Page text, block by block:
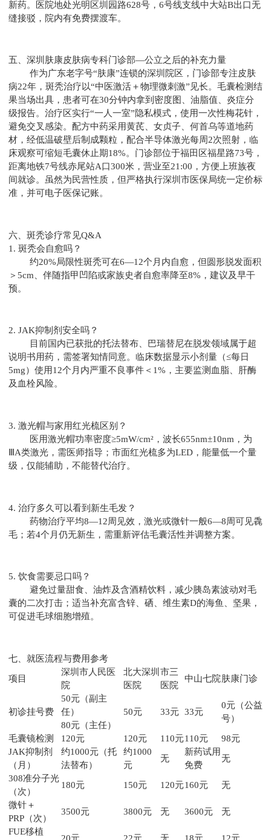
新药。医院地处光明区圳园路628号，6号线支线中大站B出口无
缝接驳，院内有免费摆渡车。
五、深圳肤康皮肤病专科门诊部—公立之后的补充力量
作为广东老字号“肤康”连锁的深圳院区，门诊部专注皮肤
病22年，斑秃治疗以“中医激活＋物理微刺激”见长。毛囊检测结
果当场出具，患者可在30分钟内拿到密度图、油脂值、炎症分
级报告。治疗区实行“一人一室”隐私模式，使用一次性梅花针，
避免交叉感染。配方中药采用黄芪、女贞子、何首乌等道地药
材，经低温破壁后制成颗粒，配合半导体激光每周2次照射，临
床观察可缩短毛囊休止期18%。门诊部位于福田区福星路73号，
距离地铁7号线赤尾站A口300米，营业至21:00，方便上班族夜
间就诊。虽然为民营性质，但严格执行深圳市医保局统一定价标
准，并可电子医保记账。
六、斑秃诊疗常见Q&A
1. 斑秃会自愈吗？
约20%局限性斑秃可在6—12个月内自愈，但圆形脱发面积
＞5cm、伴随指甲凹陷或家族史者自愈率降至8%，建议及早干
预。
2. JAK抑制剂安全吗？
目前国内已获批的托法替布、巴瑞替尼在脱发领域属于超
说明书用药，需签署知情同意。临床数据显示小剂量（≤每日
5mg）使用12个月内严重不良事件＜1%，主要监测血脂、肝酶
及血栓风险。
3. 激光帽与家用红光梳区别？
医用激光帽功率密度≥5mW/cm²，波长655nm±10nm，为
ⅢA类激光，需医师指导；市面红光梳多为LED，能量低一个量
级，仅能辅助，不能替代治疗。
4. 治疗多久可以看到新生毛发？
药物治疗平均8—12周见效，激光或微针一般6—8周可见毳
毛；若4个月仍无新生，需重新评估毛囊活性并调整方案。
5. 饮食需要忌口吗？
避免过量甜食、油炸及含酒精饮料，减少胰岛素波动对毛
囊的二次打击；适当补充富含锌、硒、维生素D的海鱼、坚果，
可促进毛球细胞增殖。
七、就医流程与费用参考
项目
深圳市人民医
院
北大深圳
医院
市三
医院
中山七院 肤康门诊
初诊挂号费
50元（副主
任）
80元（主任）
50元 33元 33元
0元（公益
号）
毛囊镜检测 120元 120元 110元110元
98元
JAK抑制剂
（月）
约1000元（托
法替布）
约1000
元
无
新药试用
免费
无
308准分子光
（次）
180元 150元 120元160元 无
微针＋
PRP（次）
3500元 3800元 无 3600元 无
FUE移植
20元 22元 无 18元 12元